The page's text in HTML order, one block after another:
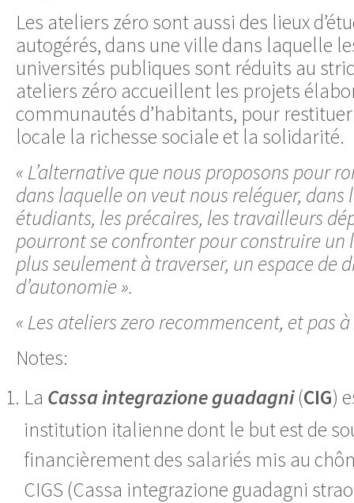
Les ateliers zéro sont aussi des lieux
autogérés, dans une ville dans laquelle
universités publiques sont réduits au
ateliers zéro accueillent les projets
communautés d’habitants, pour
locale la richesse sociale et la solidarité.
« L’alternative que nous proposons pour
dans laquelle on veut nous reléguer, dans
étudiants, les précaires, les travailleurs
pourront se confronter pour construire un
plus seulement à traverser, un espace de
d’autonomie ».
« Les ateliers zero recommencent, et pas à
Notes:
La Cassa integrazione guadagni(CIG)
institution italienne dont le but est de
financièrement des salariés mis au
CIGS (Cassa integrazione guadagni